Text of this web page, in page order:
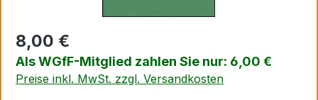
8,00 €
Als WGfF-Mitglied zahlen Sie nur: 6,00 €
Preise inkl. MwSt. zzgl. Versandkosten